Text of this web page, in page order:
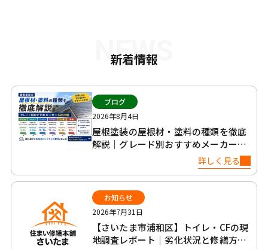
NEWS
新着情報
ブログ
2026年8月4日
屋根塗装の屋根材・塗料の種類を徹底
解説｜グレード別おすすめメーカー6
詳しく見る
お知らせ
2026年7月31日
【さいたま市浦和区】トイレ・CFの現
地調査レポート｜劣化状況と修繕方法